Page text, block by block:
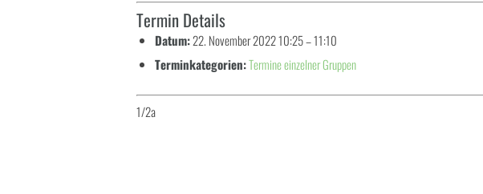
Termin Details
Datum: 22. November 2022 10:25–11:10
Terminkategorien:Termine einzelner Gruppen
1/2a